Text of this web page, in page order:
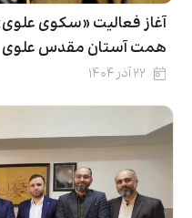
آغاز فعالیت «سکوی
همت آستان مقدس علوی
۲۲ آذر ۱۴۰۴